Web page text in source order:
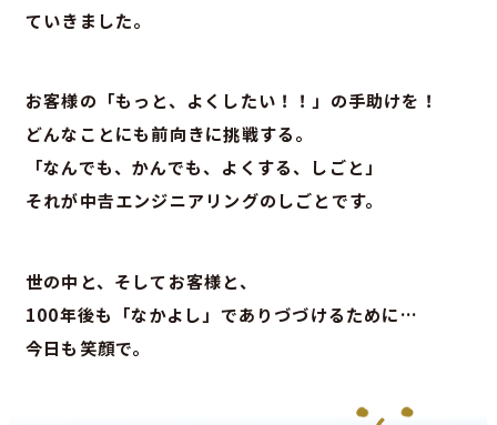
ていきました。
お客様の「もっと、よくしたい！！」の手助けを！
どんなことにも前向きに挑戦する。
「なんでも、かんでも、よくする、しごと」
それが中𠮷エンジニアリングのしごとです。
世の中と、そしてお客様と、
100年後も「なかよし」でありづづけるために…
今日も笑顔で。